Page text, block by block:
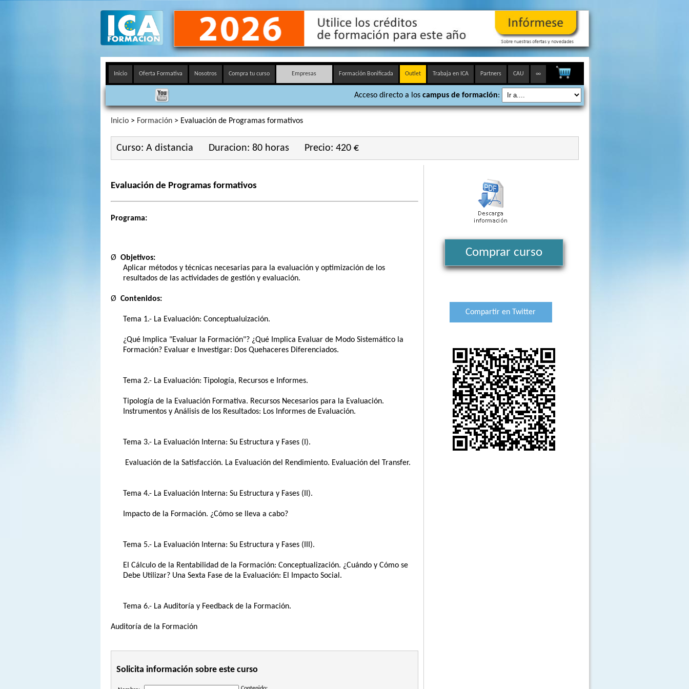
Inicio Oferta Formativa Nosotros Compra tu curso Empresas Formación Bonificada Outlet Trabaja en ICA Partners CAU ∞
Acceso directo a los campus de formación:
Inicio> Formación> Evaluación de Programas formativos
Curso: A distancia Duracion: 80 horas Precio: 420 €
Evaluación de Programas formativos
Programa:
Ø Objetivos:
Aplicar métodos y técnicas necesarias para la evaluación y optimización de los
resultados de las actividades de gestión y evaluación.
Ø Contenidos:
Tema 1.- La Evaluación: Conceptualuización.
¿Qué Implica "Evaluar la Formación"? ¿Qué Implica Evaluar de Modo Sistemático la
Formación? Evaluar e Investigar: Dos Quehaceres Diferenciados.
Tema 2.- La Evaluación: Tipología, Recursos e Informes.
Tipología de la Evaluación Formativa. Recursos Necesarios para la Evaluación.
Instrumentos y Análisis de los Resultados: Los Informes de Evaluación.
Tema 3.- La Evaluación Interna: Su Estructura y Fases (I).
Evaluación de la Satisfacción. La Evaluación del Rendimiento. Evaluación del Transfer.
Tema 4.- La Evaluación Interna: Su Estructura y Fases (II).
Impacto de la Formación. ¿Cómo se lleva a cabo?
Tema 5.- La Evaluación Interna: Su Estructura y Fases (III).
El Cálculo de la Rentabilidad de la Formación: Conceptualización. ¿Cuándo y Cómo se
Debe Utilizar? Una Sexta Fase de la Evaluación: El Impacto Social.
Tema 6.- La Auditoría y Feedback de la Formación.
Auditoría de la Formación
Solicita información sobre este curso
Comprar curso
Compartir en Twitter